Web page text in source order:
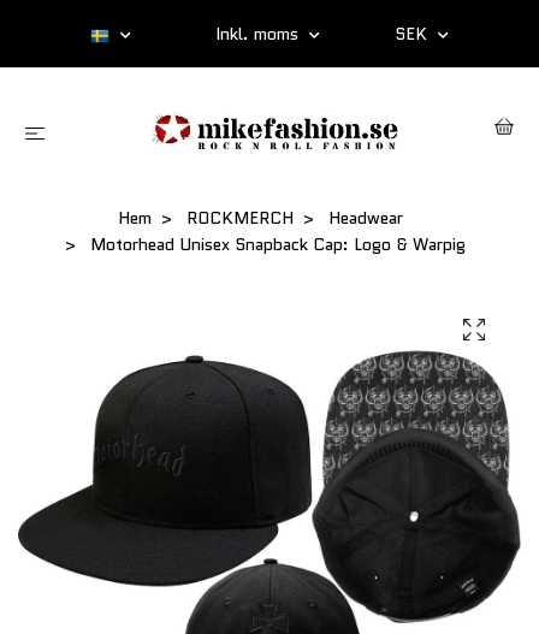
Inkl. moms SEK
Hem ROCKMERCH
Headwear
Motorhead Unisex Snapback Cap: Logo & Warpig